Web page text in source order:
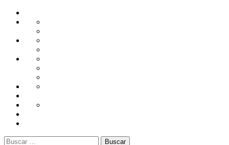
Saltar
Administración
Capacitación
Desarrollo
Gestión
Laborales
Selección
Buscar: